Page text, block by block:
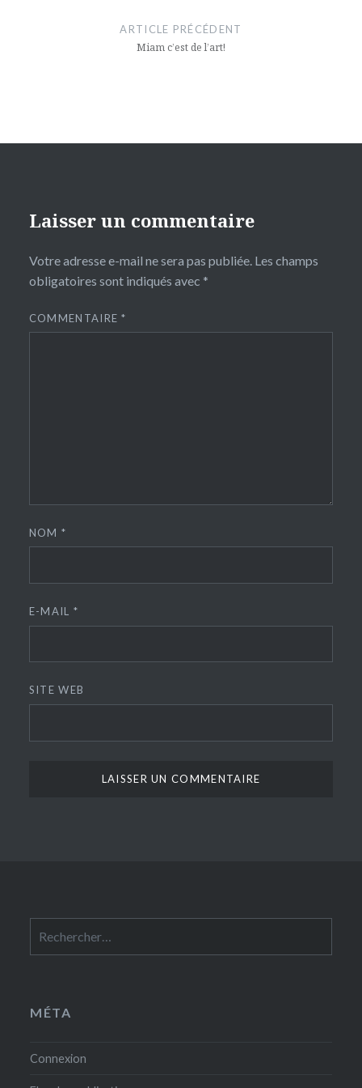
ARTICLE PRÉCÉDENT
Miam c’est de l’art!
Laisser un commentaire
Votre adresse e-mail ne sera pas publiée. Les champs
obligatoires sont indiqués avec *
COMMENTAIRE*
NOM*
E-MAIL *
SITE WEB
MÉTA
Connexion